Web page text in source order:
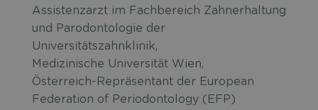
Assistenzarzt im Fachbereich Zahnerhaltung
und Parodontologie der
Universitätszahnklinik,
Medizinische Universität Wien,
Österreich-Repräsentant der European
Federation of Periodontology (EFP)